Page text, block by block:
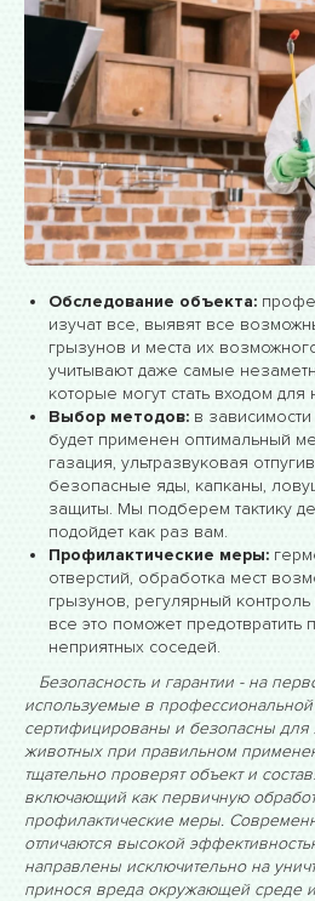
Обследование объекта:
изучат все, выявят все
грызунов и места их
учитывают даже самые
которые могут стать входом
Выбор методов: в
будет применен оптимальный
газация, ультразвуковая
безопасные яды, капканы,
защиты. Мы подберем тактику
подойдет как раз вам.
Профилактические меры:
отверстий, обработка мест
грызунов, регулярный
все это поможет
неприятных соседей.
Безопасность и гарантии - на
используемые в профессиональной
сертифицированы и безопасны
животных при правильном
тщательно проверят объект и
включающий как первичную
профилактические меры.
отличаются высокой
направлены исключительно на
принося вреда окружающей среде